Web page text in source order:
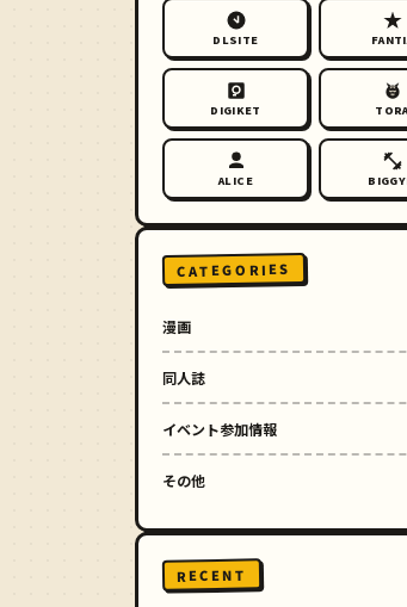
DLSITE
DIGIKET
ALICE
CATEGORIES
漫画
同人誌
イベント参加情報
その他
RECENT